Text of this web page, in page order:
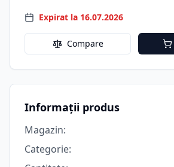
Expirat la 16.07.2026
Compare
Informații produs
Magazin:
Categorie: